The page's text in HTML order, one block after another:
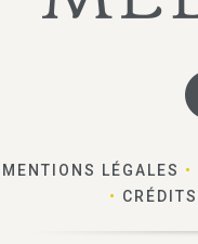
MENTIONS LÉGALES •
• CRÉDITS